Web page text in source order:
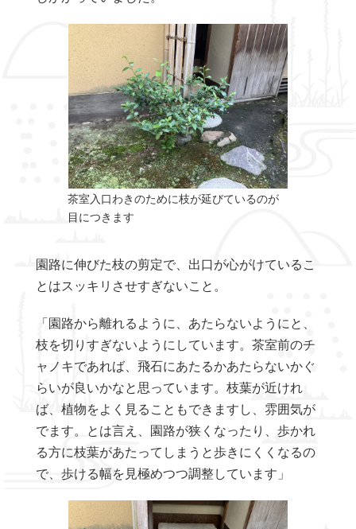
茶室入口わきのために枝が延びているのが
目につきます
園路に伸びた枝の剪定で、出口が心がけているこ
とはスッキリさせすぎないこと。
「園路から離れるように、あたらないようにと、
枝を切りすぎないようにしています。茶室前のチ
ャノキであれば、飛石にあたるかあたらないかぐ
らいが良いかなと思っています。枝葉が近けれ
ば、植物をよく見ることもできますし、雰囲気が
でます。とは言え、園路が狭くなったり、歩かれ
る方に枝葉があたってしまうと歩きにくくなるの
で、歩ける幅を見極めつつ調整しています」